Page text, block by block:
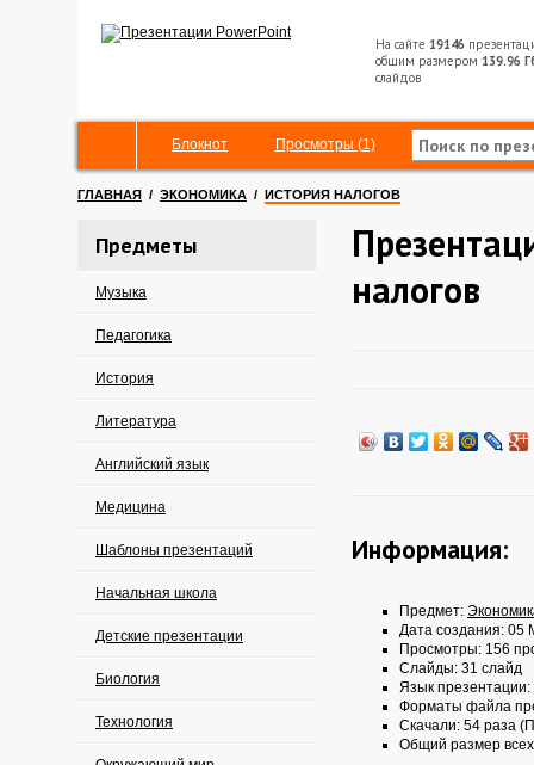
На сайте 19146
общим размером 139.96
слайдов
Блокнот Просмотры (1)
ГЛАВНАЯ / ЭКОНОМИКА / ИСТОРИЯ НАЛОГОВ
Предметы
Музыка
Педагогика
История
Литература
Английский язык
Медицина
Шаблоны презентаций
Начальная школа
Детские презентации
Биология
Технология
налогов
Информация:
Предмет:
Дата создания: 05
Просмотры: 156
Слайды: 31 слайд
Язык презентации:
Форматы файла
Скачали: 54 раза
Общий размер